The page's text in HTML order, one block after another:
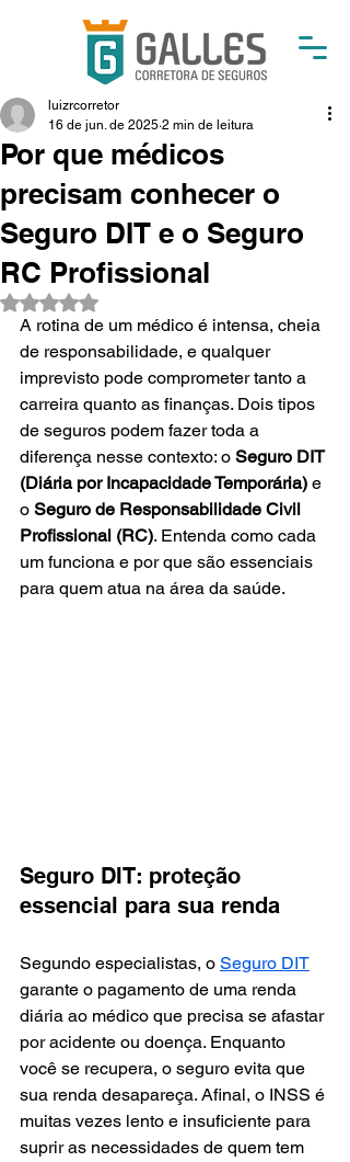
Por que médicos
precisam conhecer o
Seguro DIT e o Seguro
RC Profissional
luizrcorretor
16 de jun. de 2025 2 min de leitura
Avaliado com NaN de 5 estrelas.
A rotina de um médico é intensa, cheia
de responsabilidade, e qualquer
imprevisto pode comprometer tanto a
carreira quanto as finanças. Dois tipos
de seguros podem fazer toda a
diferença nesse contexto: o Seguro DIT
(Diária por Incapacidade Temporária) e
o Seguro de Responsabilidade Civil
Profissional (RC). Entenda como cada
um funciona e por que são essenciais
para quem atua na área da saúde.
Seguro DIT: proteção
essencial para sua renda
Segundo especialistas, o Seguro DIT
garante o pagamento de uma renda
diária ao médico que precisa se afastar
por acidente ou doença. Enquanto
você se recupera, o seguro evita que
sua renda desapareça. Afinal, o INSS é
muitas vezes lento e insuficiente para
suprir as necessidades de quem tem